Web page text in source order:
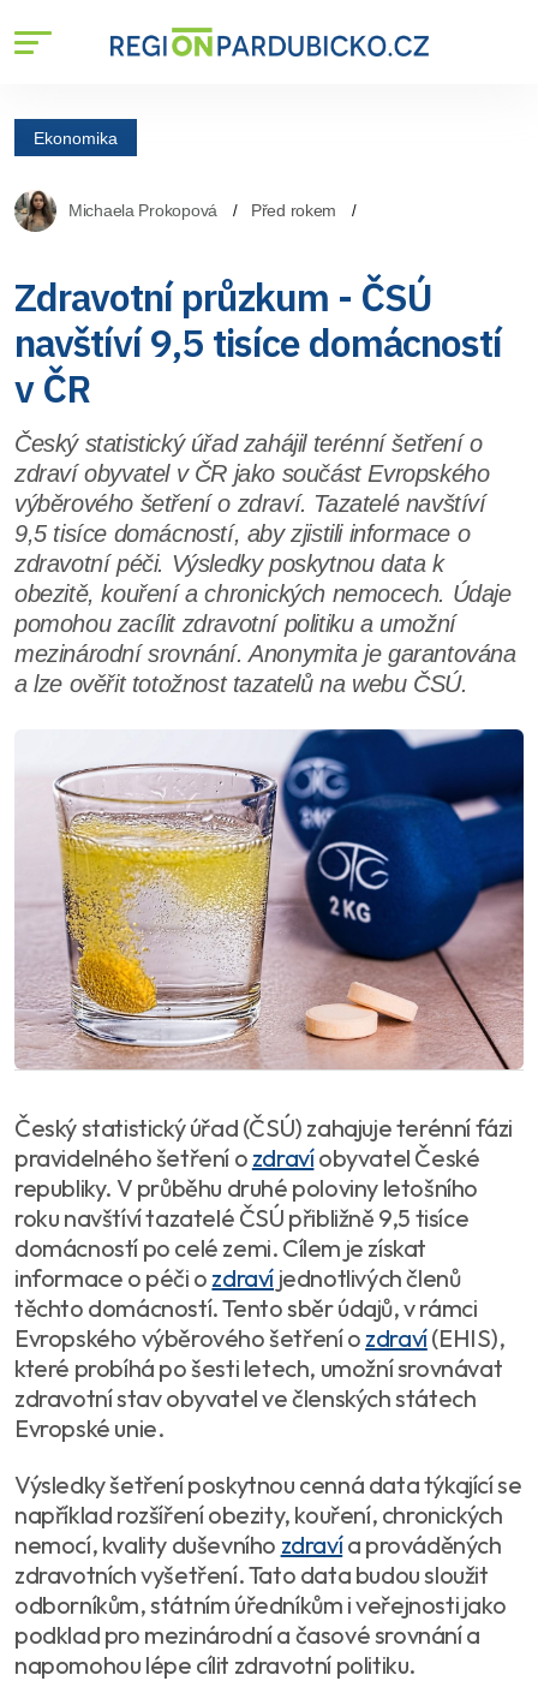
Ekonomika
Michaela Prokopová Před rokem
Zdravotní průzkum - ČSÚ
navštíví 9,5 tisíce domácností
v ČR
Český statistický úřad zahájil terénní šetření o
zdraví obyvatel v ČR jako součást Evropského
výběrového šetření o zdraví. Tazatelé navštíví
9,5 tisíce domácností, aby zjistili informace o
zdravotní péči. Výsledky poskytnou data k
obezitě, kouření a chronických nemocech. Údaje
pomohou zacílit zdravotní politiku a umožní
mezinárodní srovnání. Anonymita je garantována
a lze ověřit totožnost tazatelů na webu ČSÚ.
Český statistický úřad (ČSÚ) zahajuje terénní fázi
pravidelného šetření o zdravíobyvatel České
republiky. V průběhu druhé poloviny letošního
roku navštíví tazatelé ČSÚ přibližně 9,5 tisíce
domácností po celé zemi. Cílem je získat
informace o péči o zdraví jednotlivých členů
těchto domácností. Tento sběr údajů, v rámci
Evropského výběrového šetření o zdraví(EHIS),
které probíhá po šesti letech, umožní srovnávat
zdravotní stav obyvatel ve členských státech
Evropské unie.
Výsledky šetření poskytnou cenná data týkající se
například rozšíření obezity, kouření, chronických
nemocí, kvality duševního zdravía prováděných
zdravotních vyšetření. Tato data budou sloužit
odborníkům, státním úředníkům i veřejnosti jako
podklad pro mezinárodní a časové srovnání a
napomohou lépe cílit zdravotní politiku.